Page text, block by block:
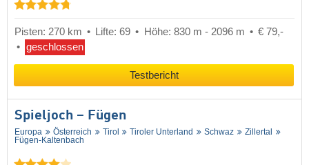
Pisten: 270 km Lifte: 69 Höhe: 830 m - 2096 m
€ 79,-
geschlossen
Testbericht
Spieljoch – Fügen
Europa Österreich Tirol Tiroler Unterland Schwaz
Zillertal
Fügen-Kaltenbach